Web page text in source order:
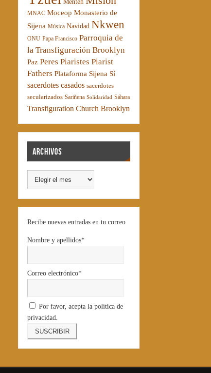
Menteh
MNAC Moceop Monasterio de
Sijena Música Navidad Nkwen
ONU Papa Francisco Parroquia de
la Transfiguración Brooklyn
Paz Peres Piaristes Piarist
Fathers Plataforma Sijena Sí
sacerdotes casados sacerdotes
secularizados Sariñena Solidaridad Sáhara
Transfiguration Church Brooklyn
Archivos
Recibe nuevas entradas en tu correo
Nombre y apellidos*
Correo electrónico*
Por favor, acepta la política de
privacidad.